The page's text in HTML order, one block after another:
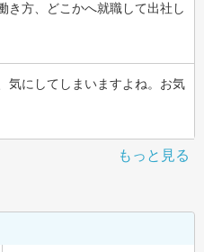
き方、どこかへ就職して出社し
気にしてしまいますよね。お気
もっと見る